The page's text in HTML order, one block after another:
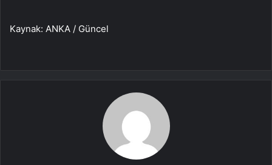
Kaynak: ANKA / Güncel